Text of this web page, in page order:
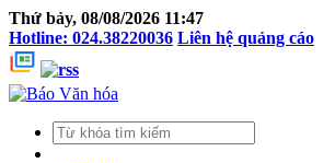
Thứ bảy, 08/08/2026 11:47
Hotline: 024.38220036 Liên hệ quảng cáo